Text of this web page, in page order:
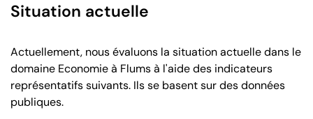
Situation actuelle
Actuellement, nous évaluons la situation actuelle dans le
domaine Economie à Flums à l'aide des indicateurs
représentatifs suivants. Ils se basent sur des données
publiques.